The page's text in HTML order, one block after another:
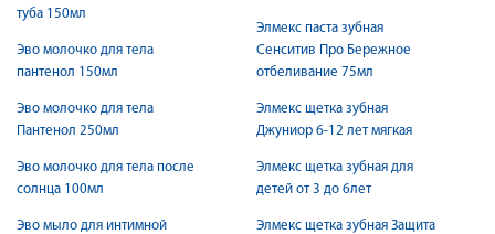
туба 150мл
Эво молочко для тела
пантенол 150мл
Эво молочко для тела
Пантенол 250мл
Эво молочко для тела после
солнца 100мл
Эво мыло для интимной
Элмекс паста зубная
Сенситив Про Бережное
отбеливание 75мл
Элмекс щетка зубная
Джуниор 6-12 лет мягкая
Элмекс щетка зубная для
детей от 3 до 6лет
Элмекс щетка зубная Защита